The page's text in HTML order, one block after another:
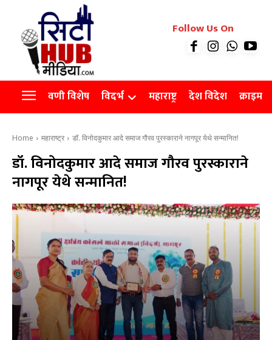
रियल इस्टेट
Videos
Agro
Follow Us On
वणी विशेष विदर्भ महाराष्ट्र देश विदेश क्राइम
Home महाराष्ट्र डॉ. विनोदकुमार आदे समाज गौरव पुरस्काराने नागपूर येथे सन्मानित!
डॉ. विनोदकुमार आदे समाज गौरव पुरस्काराने
नागपूर येथे सन्मानित!